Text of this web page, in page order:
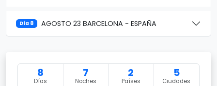
Día 8 AGOSTO 23 BARCELONA - ESPAÑA
8
Días
7
Noches
2
Países
5
Ciudades